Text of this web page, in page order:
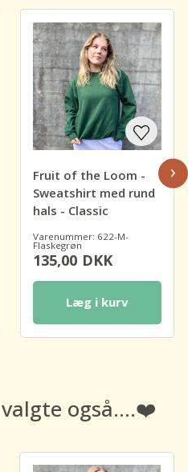
Fruit of the Loom -
Sweatshirt med rund
hals - Classic
Varenummer: 622-M-
Flaskegrøn
135,00DKK
Læg i kurv
›
også....❤️